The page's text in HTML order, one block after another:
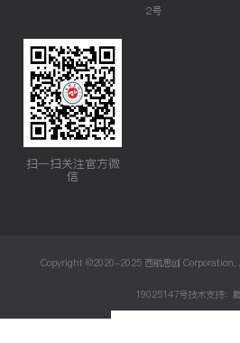
2号
扫一扫关注官方微
信
Copyright ©2020-2025 西航思创
19025147号技术支持：